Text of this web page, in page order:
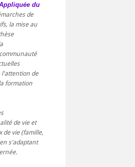
du
de
la mise au
l'attention de
formation
de vie et
de vie (famille,
s'adaptant